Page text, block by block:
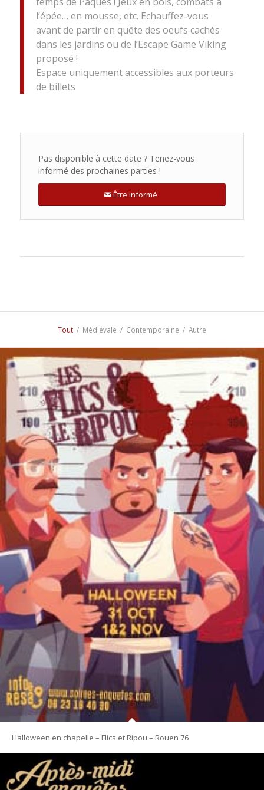
l’épée… en mousse, etc. Echauffez-vous
avant de partir en quête des oeufs cachés
dans les jardins ou de l’Escape Game Viking
proposé !
Espace uniquement accessibles aux porteurs
de billets
Pas disponible à cette date ? Tenez-vous
informé des prochaines parties !
Être informé
Tout / Médiévale / Contemporaine / Autre
Halloween en chapelle – Flics et Ripou – Rouen 76